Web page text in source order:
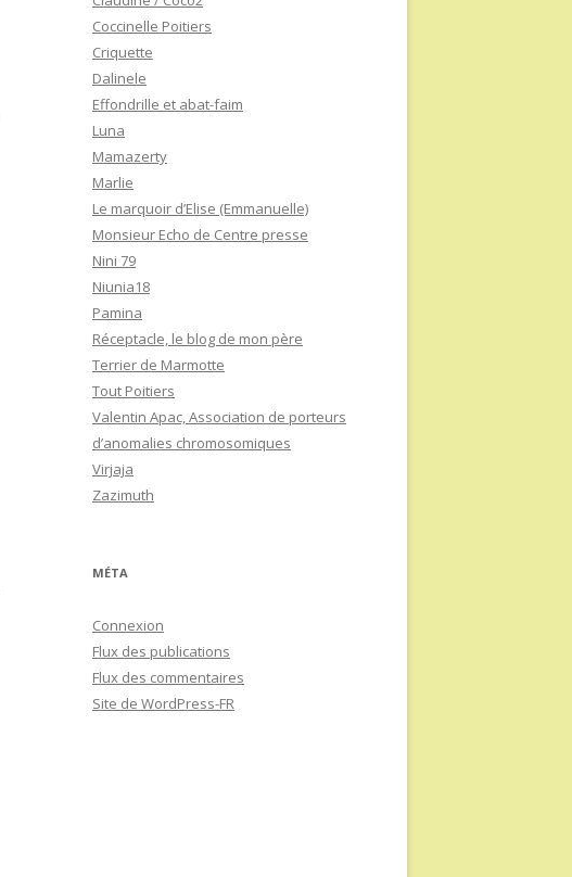
Coccinelle Poitiers
Criquette
Dalinele
Effondrille et abat-faim
Luna
Mamazerty
Marlie
Le marquoir d’Elise (Emmanuelle)
Monsieur Echo de Centre presse
Nini 79
Niunia18
Pamina
Réceptacle, le blog de mon père
Terrier de Marmotte
Tout Poitiers
Valentin Apac, Association de porteurs
d’anomalies chromosomiques
Virjaja
Zazimuth
MÉTA
Connexion
Flux des publications
Flux des commentaires
Site de WordPress-FR